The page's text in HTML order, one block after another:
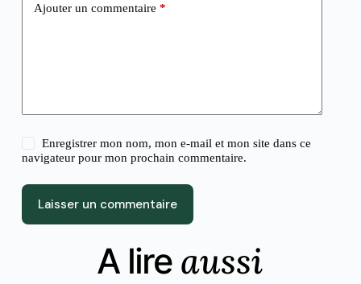
Ajouter un commentaire *
Enregistrer mon nom, mon e-mail et mon site dans ce
navigateur pour mon prochain commentaire.
Laisser un commentaire
A lire aussi